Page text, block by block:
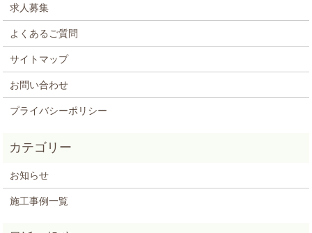
求人募集
よくあるご質問
サイトマップ
お問い合わせ
プライバシーポリシー
お知らせ
施工事例一覧